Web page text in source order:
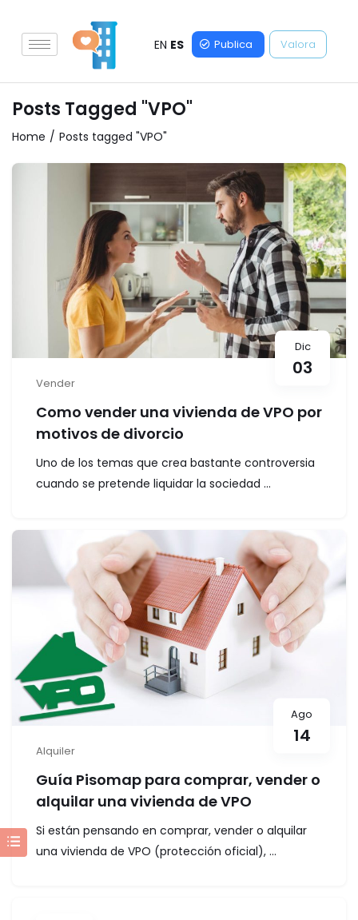
EN ES Publica Valora
Posts Tagged "VPO"
Home Posts tagged "VPO"
Dic
03
Vender
Como vender una vivienda de VPO por
motivos de divorcio
Uno de los temas que crea bastante controversia
cuando se pretende liquidar la sociedad ...
Ago
14
Alquiler
Guía Pisomap para comprar, vender o
alquilar una vivienda de VPO
Si están pensando en comprar, vender o alquilar
una vivienda de VPO (protección oficial), ...